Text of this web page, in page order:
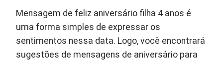
Mensagem de feliz aniversário filha 4 anos é
uma forma simples de expressar os
sentimentos nessa data. Logo, você encontrará
sugestões de mensagens de aniversário para